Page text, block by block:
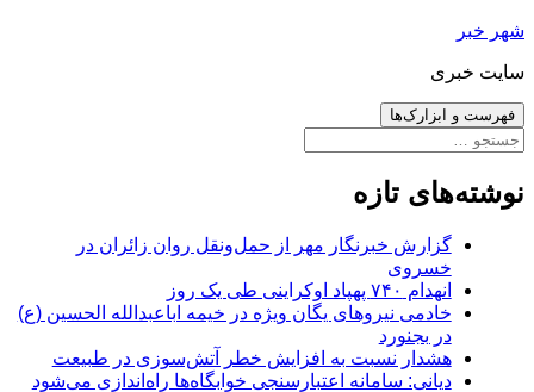
رفتن
نوشته‌ها
شهر خبر
سایت خبری
فهرست و ابزارک‌ها
جستجو
نوشته‌های تازه
گزارش خبرنگار مهر از حمل‌ونقل روان زائران در
خسروی
انهدام ۷۴۰ پهپاد اوکراینی طی یک روز
خادمی نیروهای یگان ویژه در خیمه اباعبدالله الحسین (ع)
در بجنورد
هشدار نسبت به افزایش خطر آتش‌سوزی در طبیعت
دیانی: سامانه اعتبارسنجی خوابگاه‌ها راه‌اندازی می‌شود